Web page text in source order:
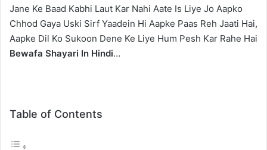
Jane Ke Baad Kabhi Laut Kar Nahi Aate Is Liye Jo Aapko
Chhod Gaya Uski Sirf Yaadein Hi Aapke Paas Reh Jaati Hai,
Aapke Dil Ko Sukoon Dene Ke Liye Hum Pesh Kar Rahe Hai
Bewafa Shayari In Hindi…
Table of Contents